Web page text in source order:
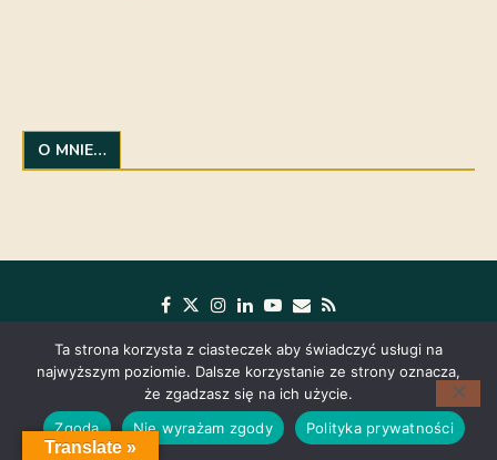
O MNIE…
Translate »
Ta strona korzysta z ciasteczek aby świadczyć usługi na
najwyższym poziomie. Dalsze korzystanie ze strony oznacza,
że zgadzasz się na ich użycie.
Zgoda
Nie wyrażam zgody Polityka prywatności